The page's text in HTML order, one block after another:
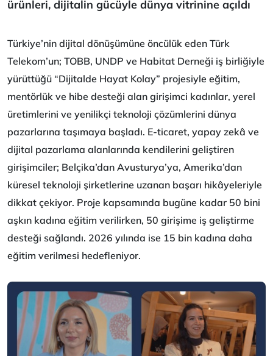
ürünleri, dijitalin gücüyle dünya vitrinine açıldı
Türkiye’nin dijital dönüşümüne öncülük eden Türk
Telekom’un; TOBB, UNDP ve Habitat Derneği iş birliğiyle
yürüttüğü “Dijitalde Hayat Kolay” projesiyle eğitim,
mentörlük ve hibe desteği alan girişimci kadınlar, yerel
üretimlerini ve yenilikçi teknoloji çözümlerini dünya
pazarlarına taşımaya başladı. E-ticaret, yapay zekâ ve
dijital pazarlama alanlarında kendilerini geliştiren
girişimciler; Belçika’dan Avusturya’ya, Amerika’dan
küresel teknoloji şirketlerine uzanan başarı hikâyeleriyle
dikkat çekiyor. Proje kapsamında bugüne kadar 50 bini
aşkın kadına eğitim verilirken, 50 girişime iş geliştirme
desteği sağlandı. 2026 yılında ise 15 bin kadına daha
eğitim verilmesi hedefleniyor.